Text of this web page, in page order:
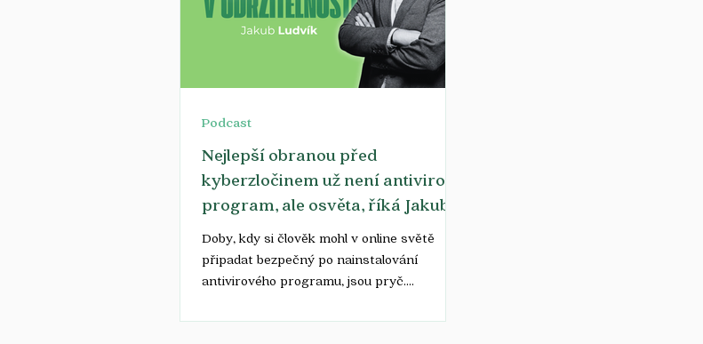
Nejlepší obranou před
kyberzločinem už není antivirový
program, ale osvěta, říká Jakub
Ludvík z T-Mobile
Doby, kdy si člověk mohl v online světě
připadat bezpečný po nainstalování
antivirového programu, jsou pryč.
dnes podle Jakuba Ludvíka z T-Mobile čelí
Podcast